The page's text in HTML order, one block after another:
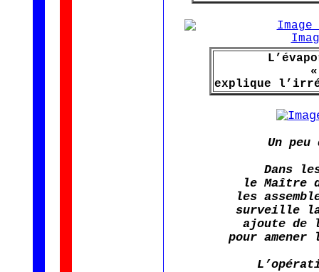
explique
Un
Dans
le Maître
les
surveille la
ajoute de
pour amener